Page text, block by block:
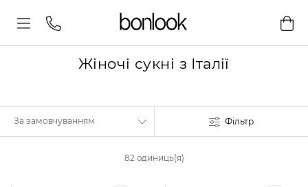
Жіночі сукні з Італії
Фільтр
82 одиниць(я)